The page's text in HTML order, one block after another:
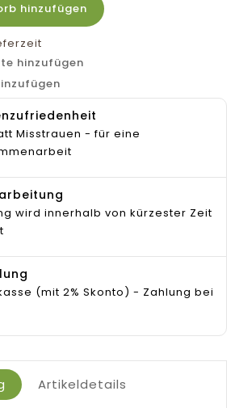
hinzufügen
hinzufügen
Misstrauen - für eine
wird innerhalb von kürzester Zeit
(mit 2% Skonto) - Zahlung bei
Artikeldetails